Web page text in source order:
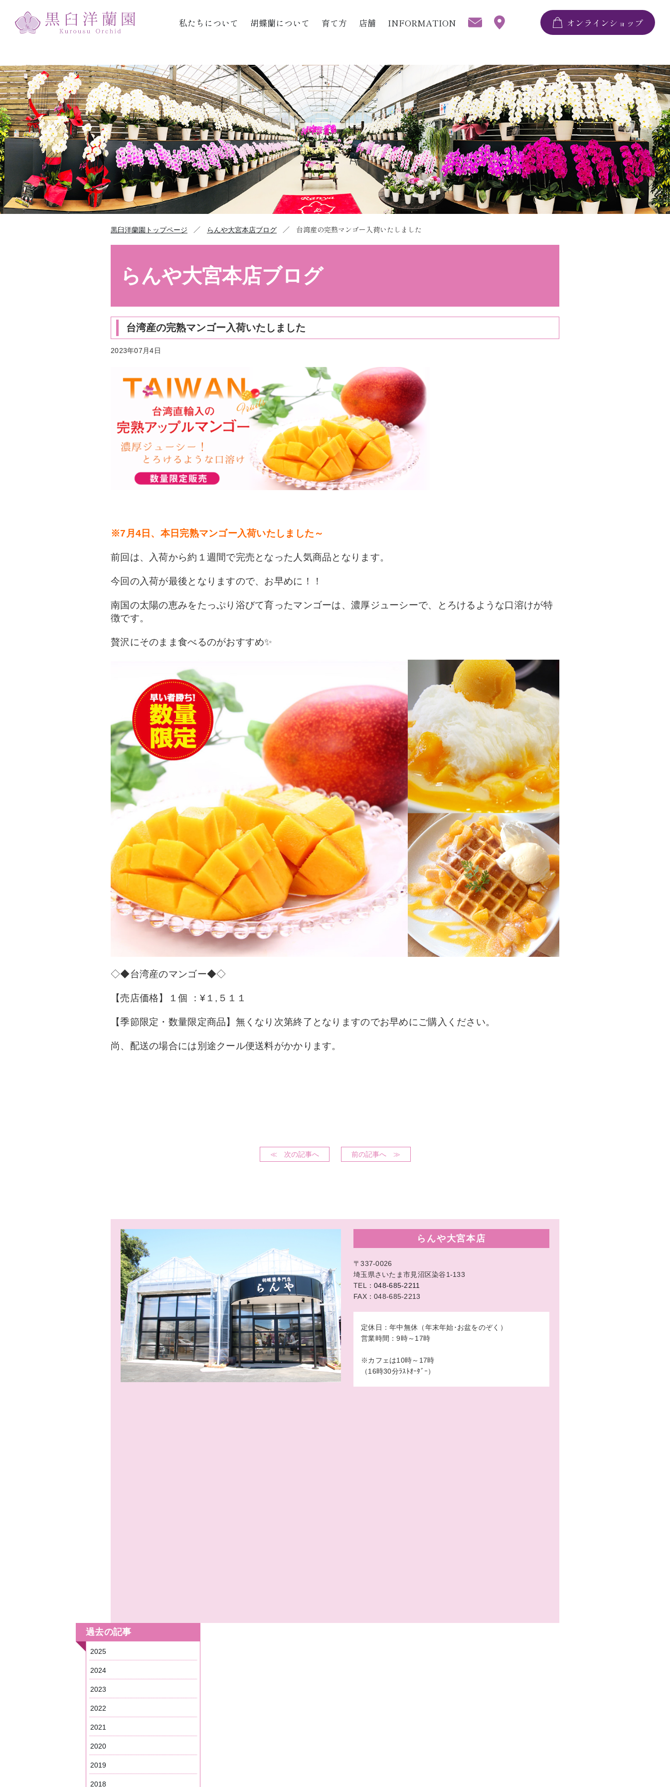
私たちについて 胡蝶蘭について 育て方 店舗 INFORMATION オンラインショップ
黒臼洋蘭園トップページ ／ らんや大宮本店ブログ ／ 台湾産の完熟マンゴー入荷いたしました
らんや大宮本店ブログ
台湾産の完熟マンゴー入荷いたしました
2023年07月4日
※7月4日、本日完熟マンゴー入荷いたしました～
前回は、入荷から約１週間で完売となった人気商品となります。
今回の入荷が最後となりますので、お早めに！！
南国の太陽の恵みをたっぷり浴びて育ったマンゴーは、濃厚ジューシーで、とろけるような口溶けが特
徴です。
贅沢にそのまま食べるのがおすすめ✨
◇◆台湾産のマンゴー◆◇
【売店価格】１個 ：¥１,５１１
【季節限定・数量限定商品】無くなり次第終了となりますのでお早めにご購入ください。
尚、配送の場合には別途クール便送料がかかります。
≪ 次の記事へ 前の記事へ ≫
らんや大宮本店
〒337-0026
埼玉県さいたま市見沼区染谷1-133
TEL：048-685-2211
FAX：048-685-2213
定休日：年中無休（年末年始･お盆をのぞく）
営業時間：9時～17時
※カフェは10時～17時
（16時30分ﾗｽﾄｵｰﾀﾞｰ）
過去の記事
2025
2024
2023
2022
2021
2020
2019
2018